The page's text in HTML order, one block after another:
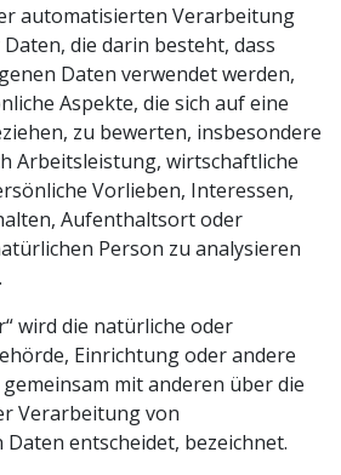
automatisierten Verarbeitung
die darin besteht, dass
Daten verwendet werden,
Aspekte, die sich auf eine
zu bewerten, insbesondere
Arbeitsleistung, wirtschaftliche
Vorlieben, Interessen,
Aufenthaltsort oder
Person zu analysieren
wird die natürliche oder
Einrichtung oder andere
mit anderen über die
Verarbeitung von
entscheidet, bezeichnet.